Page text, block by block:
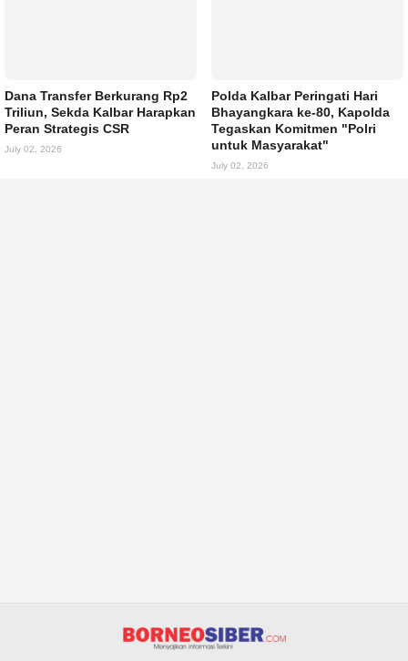
Dana Transfer Berkurang Rp2
Triliun, Sekda Kalbar Harapkan
Peran Strategis CSR
July 02, 2026
Polda Kalbar Peringati Hari
Bhayangkara ke-80, Kapolda
Tegaskan Komitmen "Polri
untuk Masyarakat"
July 02, 2026